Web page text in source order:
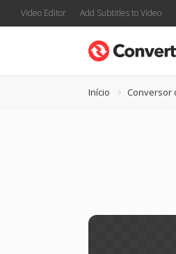
Video Editor Add Subtitles to Video
Início Conversor